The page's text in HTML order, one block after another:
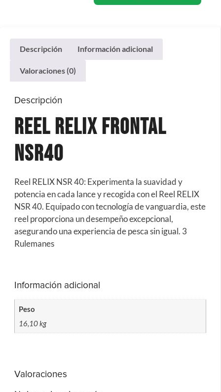
Descripción Información adicional
Valoraciones (0)
Descripción
Reel Relix Frontal
NSR40
Reel RELIX NSR 40: Experimenta la suavidad y
potencia en cada lance y recogida con el Reel RELIX
NSR 40. Equipado con tecnología de vanguardia, este
reel proporciona un desempeño excepcional,
asegurando una experiencia de pesca sin igual. 3
Rulemanes
Información adicional
Peso
16,10 kg
Valoraciones